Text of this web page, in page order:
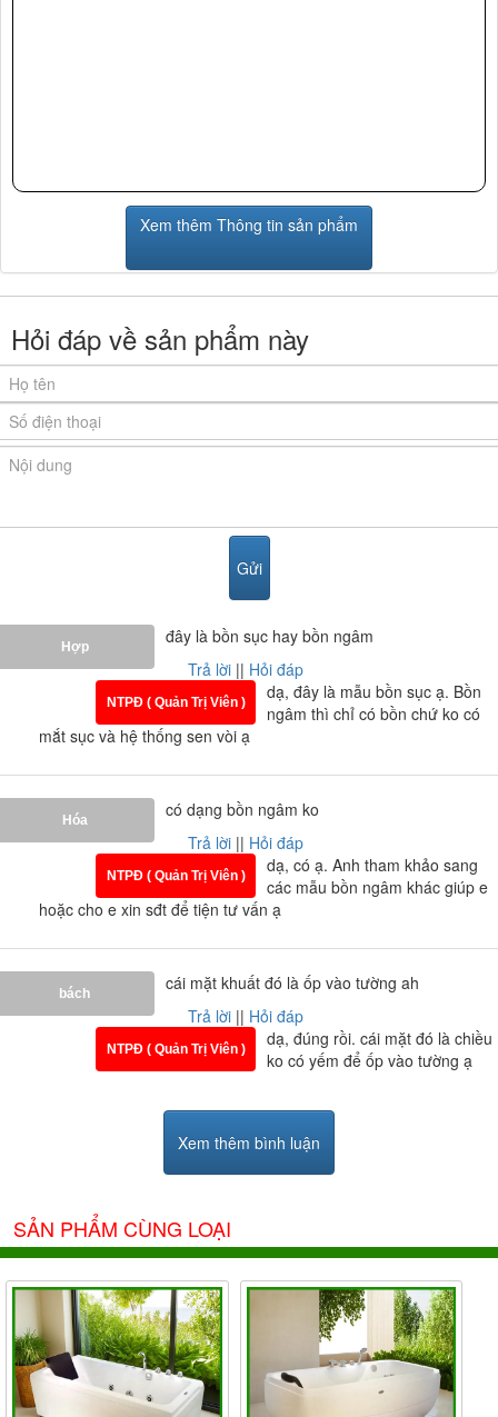
Xem thêm Thông tin sản phẩm
Hỏi đáp về sản phẩm này
Hợp
đây là bồn sục hay bồn ngâm
Trả lời || Hỏi đáp
NTPĐ ( Quản Trị Viên )
dạ, đây là mẫu bồn sục ạ. Bồn
ngâm thì chỉ có bồn chứ ko có
mắt sục và hệ thống sen vòi ạ
Hóa
có dạng bồn ngâm ko
Trả lời || Hỏi đáp
NTPĐ ( Quản Trị Viên )
dạ, có ạ. Anh tham khảo sang
các mẫu bồn ngâm khác giúp e
hoặc cho e xin sđt để tiện tư vấn ạ
bách
cái mặt khuất đó là ốp vào tường ah
Trả lời || Hỏi đáp
NTPĐ ( Quản Trị Viên )
dạ, đúng rồi. cái mặt đó là chiều
ko có yếm để ốp vào tường ạ
Xem thêm bình luận
SẢN PHẨM CÙNG LOẠI